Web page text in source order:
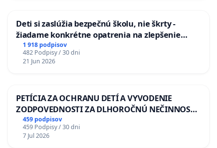
Deti si zaslúžia bezpečnú školu, nie škrty -
žiadame konkrétne opatrenia na zlepšenie
situácie v školstve
1 918 podpisov
482 Podpisy / 30 dni
21 Jun 2026
PETÍCIA ZA OCHRANU DETÍ A VYVODENIE
ZODPOVEDNOSTI ZA DLHOROČNÚ NEČINNOSŤ
A ZLYHANIE ŠTÁTU
459 podpisov
459 Podpisy / 30 dni
7 Jul 2026